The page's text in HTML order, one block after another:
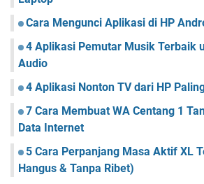
Cara Mengunci Aplikasi di HP
4 Aplikasi Pemutar Musik Terbaik
Audio
4 Aplikasi Nonton TV dari HP
7 Cara Membuat WA Centang 1
Data Internet
5 Cara Perpanjang Masa Aktif XL
Hangus & Tanpa Ribet)